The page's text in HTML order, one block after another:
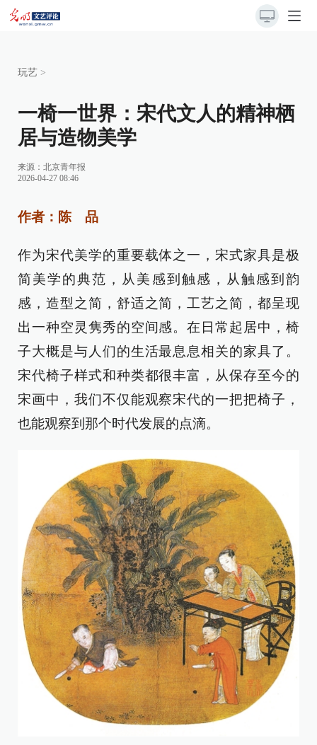
玩艺 >
一椅一世界：宋代文人的精神栖
居与造物美学
来源： 北京青年报
2026-04-27 08:46
作者：陈 品
作为宋代美学的重要载体之一，宋式家具是极
简美学的典范，从美感到触感，从触感到韵
感，造型之简，舒适之简，工艺之简，都呈现
出一种空灵隽秀的空间感。在日常起居中，椅
子大概是与人们的生活最息息相关的家具了。
宋代椅子样式和种类都很丰富，从保存至今的
宋画中，我们不仅能观察宋代的一把把椅子，
也能观察到那个时代发展的点滴。